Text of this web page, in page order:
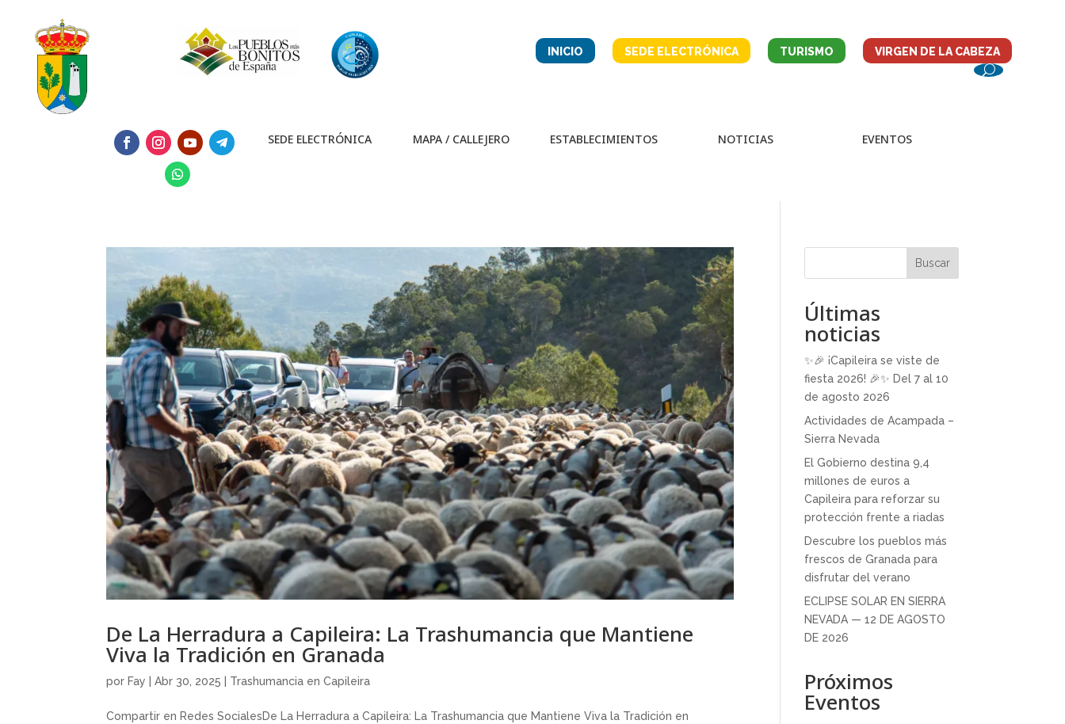
INICIO SEDE ELECTRÓNICA TURISMO VIRGEN DE LA CABEZA
SEDE ELECTRÓNICA MAPA / CALLEJERO ESTABLECIMIENTOS NOTICIAS EVENTOS
De La Herradura a Capileira: La Trashumancia que Mantiene
Viva la Tradición en Granada
por Fay |Abr 30, 2025 Trashumancia en Capileira
Compartir en Redes SocialesDe La Herradura a Capileira: La Trashumancia que Mantiene Viva la Tradición en
Buscar
Últimas
noticias
✨🎉 ¡Capileira se viste de
fiesta 2026! 🎉✨ Del 7 al 10
de agosto 2026
Actividades de Acampada –
Sierra Nevada
El Gobierno destina 9,4
millones de euros a
Capileira para reforzar su
protección frente a riadas
Descubre los pueblos más
frescos de Granada para
disfrutar del verano
ECLIPSE SOLAR EN SIERRA
NEVADA — 12 DE AGOSTO
DE 2026
Próximos
Eventos